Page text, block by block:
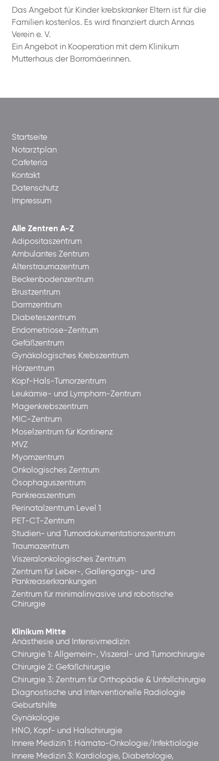
Das Angebot für Kinder krebskranker Eltern ist für die
Familien kostenlos. Es wird finanziert durch Annas
Verein e. V.
Ein Angebot in Kooperation mit dem Klinikum
Mutterhaus der Borromäerinnen.
Startseite
Notarztplan
Cafeteria
Kontakt
Datenschutz
Impressum
Alle Zentren A-Z
Adipositaszentrum
Ambulantes Zentrum
Alterstraumazentrum
Beckenbodenzentrum
Brustzentrum
Darmzentrum
Diabeteszentrum
Endometriose-Zentrum
Gefäßzentrum
Gynäkologisches Krebszentrum
Hörzentrum
Kopf-Hals-Tumorzentrum
Leukämie- und Lymphom-Zentrum
Magenkrebszentrum
MIC-Zentrum
Moselzentrum für Kontinenz
MVZ
Myomzentrum
Onkologisches Zentrum
Ösophaguszentrum
Pankreaszentrum
Perinatalzentrum Level 1
PET-CT-Zentrum
Studien- und Tumordokumentationszentrum
Traumazentrum
Viszeralonkologisches Zentrum
Zentrum für Leber-, Gallengangs- und
Pankreaserkrankungen
Zentrum für minimalinvasive und robotische
Chirurgie
Klinikum Mitte
Anästhesie und Intensivmedizin
Chirurgie 1: Allgemein-, Viszeral- und Tumorchirurgie
Chirurgie 2: Gefäßchirurgie
Chirurgie 3: Zentrum für Orthopädie & Unfallchirurgie
Diagnostische und Interventionelle Radiologie
Geburtshilfe
Gynäkologie
HNO, Kopf- und Halschirurgie
Innere Medizin 1: Hämato-Onkologie/Infektiologie
Innere Medizin 3: Kardiologie, Diabetologie,